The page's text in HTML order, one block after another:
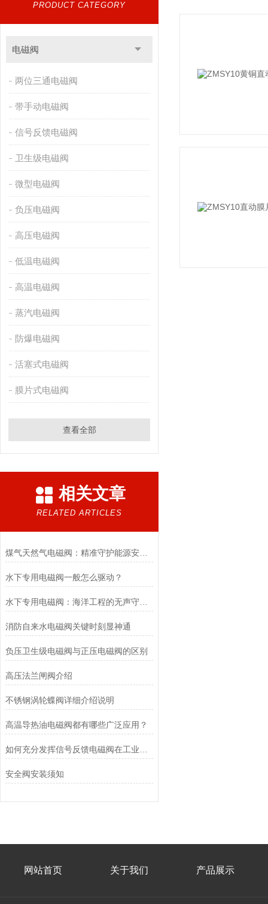
PRODUCT CATEGORY
电磁阀
两位三通电磁阀
带手动电磁阀
信号反馈电磁阀
卫生级电磁阀
微型电磁阀
负压电磁阀
高压电磁阀
低温电磁阀
高温电磁阀
蒸汽电磁阀
防爆电磁阀
活塞式电磁阀
膜片式电磁阀
查看全部
相关文章
RELATED ARTICLES
煤气天然气电磁阀：精准守护能源安全的“调控卫士”
水下专用电磁阀一般怎么驱动？
消防自来水电磁阀关键时刻显神通
负压卫生级电磁阀与正压电磁阀的区别
高压法兰闸阀介绍
不锈钢涡轮蝶阀详细介绍说明
高温导热油电磁阀都有哪些广泛应用？
安全阀安装须知
网站首页 关于我们 产品展示